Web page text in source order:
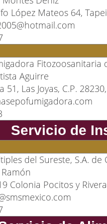
López Mateos 64,
Fitozoosanitaria
Aguirre
51, Las Joyas, C.P.
Servicio de
del Sureste, S.A. de
Colonia Pocitos y